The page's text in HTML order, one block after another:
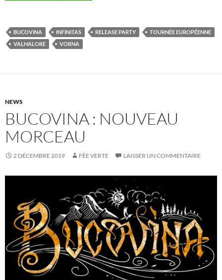
BUCOVINA INFINITAS RELEASE PARTY
TOURNÉE EUROPÉENNE
VALHALORE
VORNA
NEWS
BUCOVINA : NOUVEAU
MORCEAU
2 DÉCEMBRE 2019 FÉE VERTE LAISSER UN COMMENTAIRE